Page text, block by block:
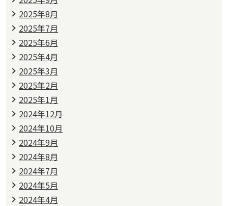
2025年8月
2025年7月
2025年6月
2025年4月
2025年3月
2025年2月
2025年1月
2024年12月
2024年10月
2024年9月
2024年8月
2024年7月
2024年5月
2024年4月